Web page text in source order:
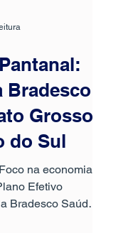
tornado cada vez